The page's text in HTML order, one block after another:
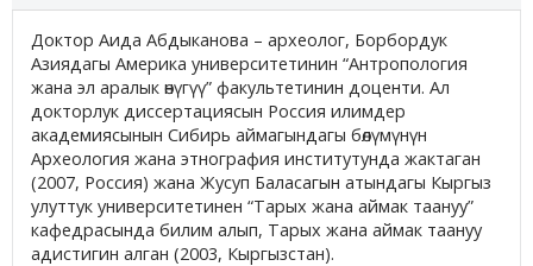
Доктор Аида Абдыканова – археолог, Борбордук
Азиядагы Америка университетинин “Антропология
жана эл аралык өнүгүү” факультетинин доценти. Ал
докторлук диссертациясын Россия илимдер
академиясынын Сибирь аймагындагы бөлүмүнүн
Археология жана этнография институтунда жактаган
(2007, Россия) жана Жусуп Баласагын атындагы Кыргыз
улуттук университетинен “Тарых жана аймак таануу”
кафедрасында билим алып, Тарых жана аймак таануу
адистигин алган (2003, Кыргызстан).